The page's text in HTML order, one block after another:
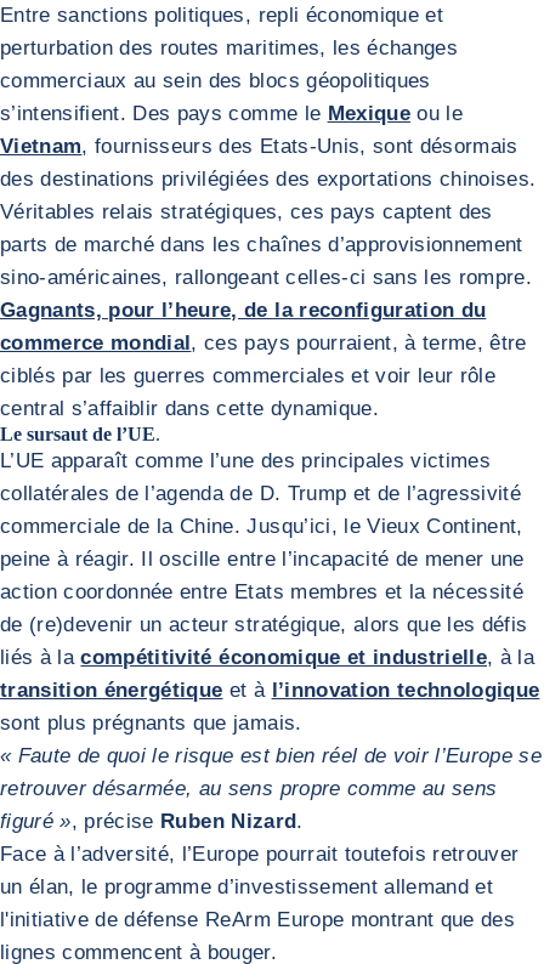
Entre sanctions politiques, repli économique et
perturbation des routes maritimes, les échanges
commerciaux au sein des blocs géopolitiques
s’intensifient. Des pays comme le Mexiqueou le
Vietnam, fournisseurs des Etats-Unis, sont désormais
des destinations privilégiées des exportations chinoises.
Véritables relais stratégiques, ces pays captent des
parts de marché dans les chaînes d’approvisionnement
sino-américaines, rallongeant celles-ci sans les rompre.
Gagnants, pour l’heure, de la reconfiguration du
commerce mondial, ces pays pourraient, à terme, être
ciblés par les guerres commerciales et voir leur rôle
central s’affaiblir dans cette dynamique.
Le sursaut de l’UE.
L’UE apparaît comme l’une des principales victimes
collatérales de l’agenda de D. Trump et de l’agressivité
commerciale de la Chine. Jusqu’ici, le Vieux Continent,
peine à réagir. Il oscille entre l’incapacité de mener une
action coordonnée entre Etats membres et la nécessité
de (re)devenir un acteur stratégique, alors que les défis
liés à lacompétitivité économique et industrielle, à la
transition énergétique et à l’innovation technologique
sont plus prégnants que jamais.
« Faute de quoi le risque est bien réel de voir l’Europe se
retrouver désarmée, au sens propre comme au sens
figuré », précise Ruben Nizard.
Face à l’adversité, l’Europe pourrait toutefois retrouver
un élan, le programme d’investissement allemand et
l'initiative de défense ReArm Europe montrant que des
lignes commencent à bouger.